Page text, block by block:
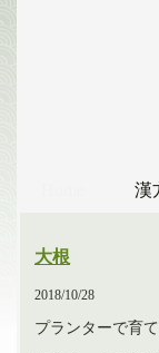
漢
大根
2018/10/28
プランターで育